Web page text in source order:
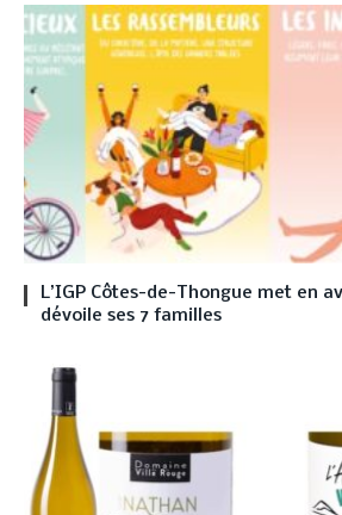
L’IGP Côtes-de-Thongue met en
dévoile ses 7 familles